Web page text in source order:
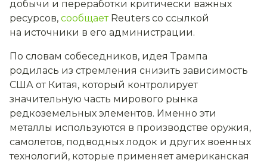
добычи и переработки критически важных
ресурсов, сообщаетReuters со ссылкой
на источники в его администрации.
По словам собеседников, идея Трампа
родилась из стремления снизить зависимость
США от Китая, который контролирует
значительную часть мирового рынка
редкоземельных элементов. Именно эти
металлы используются в производстве оружия,
самолетов, подводных лодок и других военных
технологий, которые применяет американская